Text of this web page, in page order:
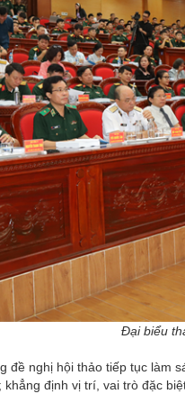
Đại biểu
đề nghị hội thảo tiếp tục làm
khẳng định vị trí, vai trò đặc